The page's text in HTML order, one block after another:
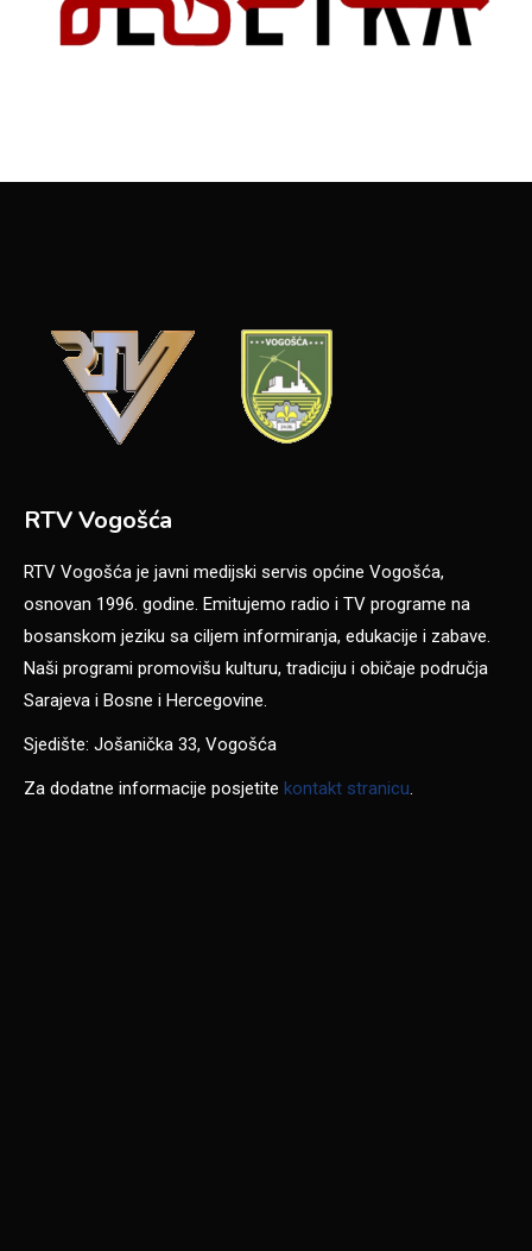
RTV Vogošća
RTV Vogošća je javni medijski servis općine Vogošća,
osnovan 1996. godine. Emitujemo radio i TV programe na
bosanskom jeziku sa ciljem informiranja, edukacije i zabave.
Naši programi promovišu kulturu, tradiciju i običaje područja
Sarajeva i Bosne i Hercegovine.
Sjedište: Jošanička 33, Vogošća
Za dodatne informacije posjetite kontakt stranicu.